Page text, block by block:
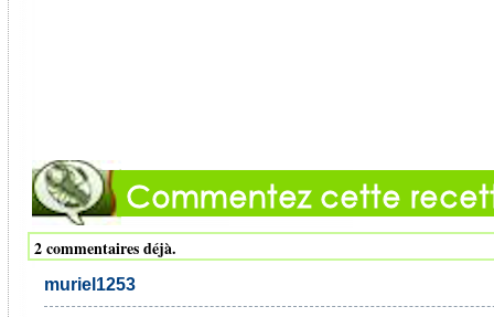
2 commentaires déjà.
muriel1253